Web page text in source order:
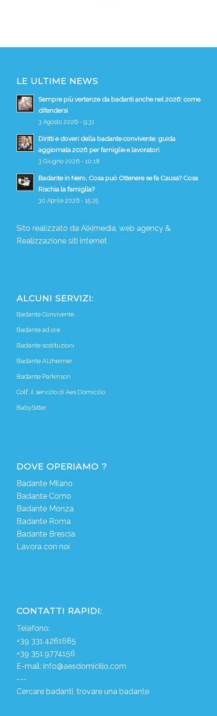
LE ULTIME NEWS
Sempre più vertenze da badanti anche nel 2026: come
difendersi
3 Agosto 2026 - 9:31
Diritti e doveri della badante convivente: guida
aggiornata 2026 per famiglie e lavoratori
3 Giugno 2026 - 10:18
Badante in Nero, Cosa può Ottenere se fa Causa? Cosa
Rischia la famiglia?
30 Aprile 2026 - 15:25
Sito realizzato da Alkimedia, web agency&
Realizzazione siti internet
ALCUNI SERVIZI:
Badante Convivente
Badante ad ore
Badante sostituzioni
Badante Alzheimer
Badante Parkinson
Colf: il servizio di Aes Domicilio
BabySitter
DOVE OPERIAMO ?
Badante Milano
Badante Como
Badante Monza
Badante Roma
Badante Brescia
Lavora con noi
CONTATTI RAPIDI:
Telefono:
+39 331.4261685
+39 351.9774156
E-mail: info@aesdomicilio.com
---
Cercare badanti, trovare una badante